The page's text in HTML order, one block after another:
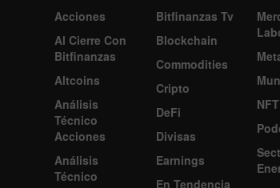
Acciones
Al Cierre Con
Bitfinanzas
Altcoins
Análisis
Técnico
Acciones
Análisis
Técnico
Bitfinanzas Tv
Blockchain
Commodities
Cripto
DeFi
Divisas
Earnings
En Tendencia
NFT